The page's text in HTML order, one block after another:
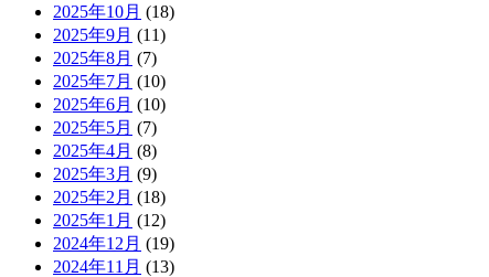
2025年10月 (18)
2025年9月 (11)
2025年8月 (7)
2025年7月 (10)
2025年6月 (10)
2025年5月 (7)
2025年4月 (8)
2025年3月 (9)
2025年2月 (18)
2025年1月 (12)
2024年12月 (19)
2024年11月 (13)